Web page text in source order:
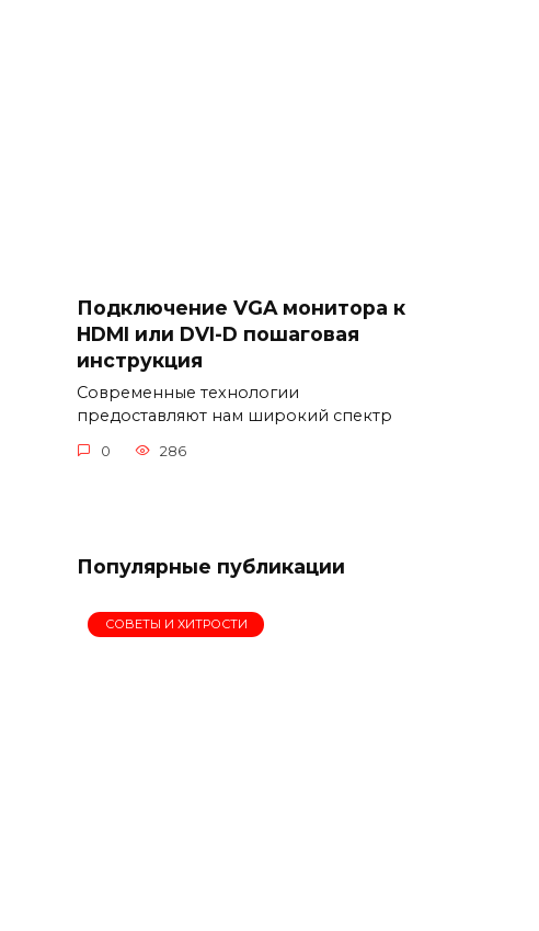
Подключение VGA монитора к
HDMI или DVI-D пошаговая
инструкция
Современные технологии
предоставляют нам широкий спектр
0 286
Популярные публикации
СОВЕТЫ И ХИТРОСТИ